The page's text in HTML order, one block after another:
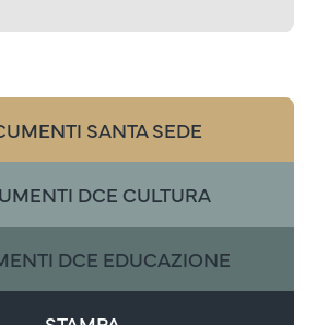
SANTA SEDE
DCE CULTURA
DCE EDUCAZIONE